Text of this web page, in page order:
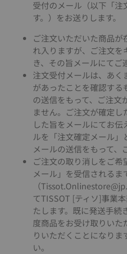
受付のメール（以下「注
す。）をお送りします。
ご注文いただいた商品
れ入りますが、ご注文
き、その旨メールにてご
注文受付メールは、あ
があったことを確認する
の送信をもって、ご注文
ません。ご注文が確定
した旨をメールにてお
ルを「注文確定メール
メールの送信をもって、
ご注文の取り消しをご
メール」を受信されるま
（
てTISSOT [ティソ]事業
たします。既に発送手続
度商品をお受け取りいた
りいただくことになりま
い。